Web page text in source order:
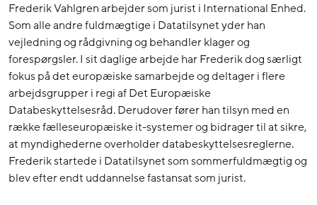
Frederik Vahlgren arbejder som jurist i International Enhed.
Som alle andre fuldmægtige i Datatilsynet yder han
vejledning og rådgivning og behandler klager og
forespørgsler. I sit daglige arbejde har Frederik dog særligt
fokus på det europæiske samarbejde og deltager i flere
arbejdsgrupper i regi af Det Europæiske
Databeskyttelsesråd. Derudover fører han tilsyn med en
række fælleseuropæiske it-systemer og bidrager til at sikre,
at myndighederne overholder databeskyttelsesreglerne.
Frederik startede i Datatilsynet som sommerfuldmægtig og
blev efter endt uddannelse fastansat som jurist.